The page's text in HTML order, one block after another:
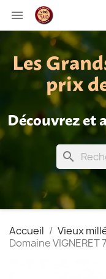

Les
prix
Découvrez et
search
Accueil Vieux
Domaine VIGNERET